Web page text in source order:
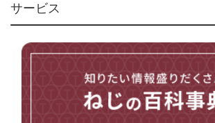
アンカー・プラグ
ユニファイねじ
サービス